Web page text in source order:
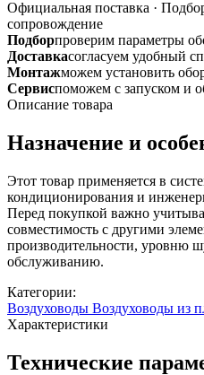
покрытием
полимерной
эмалью
Официальная поставка ·
сопровождение
Подборпроверим параметры
Доставкасогласуем удобный
Монтажможем установить
Сервиспоможем с запуском и
Описание товара
Назначение и
Этот товар применяется в
кондиционирования и
Перед покупкой важно
совместимость с другими
производительности, уровню
обслуживанию.
Категории:
Воздуховоды Воздуховоды из
Характеристики
Технические